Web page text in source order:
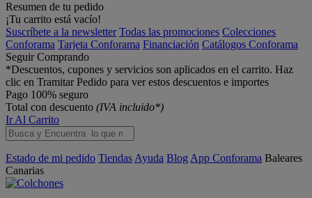
Resumen de tu pedido
¡Tu carrito está vacío!
Suscríbete a la newsletter Todas las promociones Colecciones
Conforama Tarjeta Conforama Financiación Catálogos Conforama
Seguir Comprando
*Descuentos, cupones y servicios son aplicados en el carrito. Haz
clic en Tramitar Pedido para ver estos descuentos e importes
Pago 100% seguro
Total con descuento (IVA incluido*)
Ir Al Carrito
Estado de mi pedido Tiendas Ayuda Blog App Conforama Baleares
Canarias